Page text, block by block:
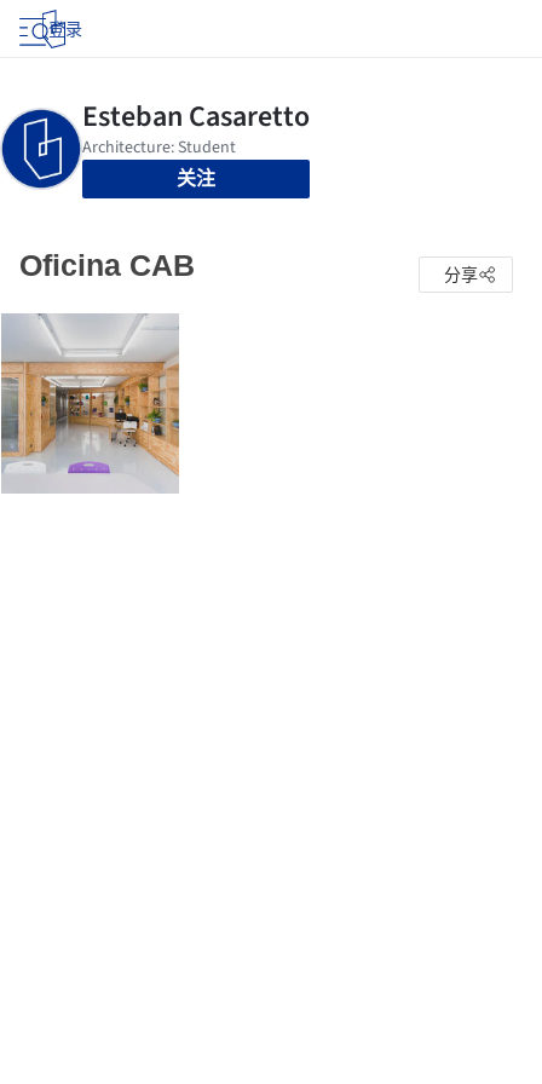
登录
关注
Oficina CAB 分享